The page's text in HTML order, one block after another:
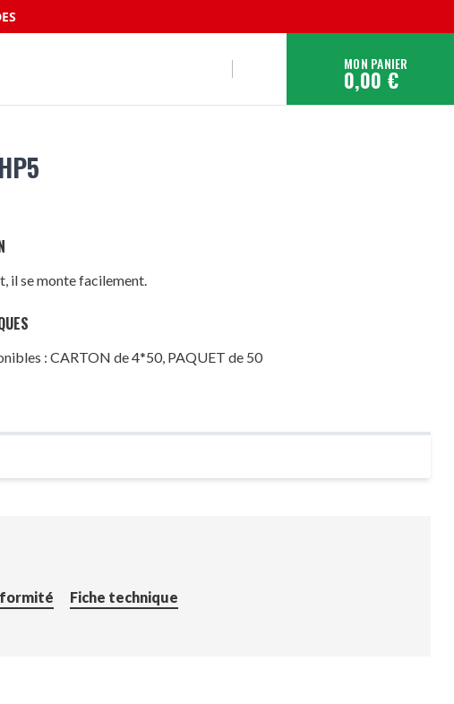
MON PANIER
0,00 €
il se monte facilement.
: CARTON de 4*50, PAQUET de 50
Fiche technique